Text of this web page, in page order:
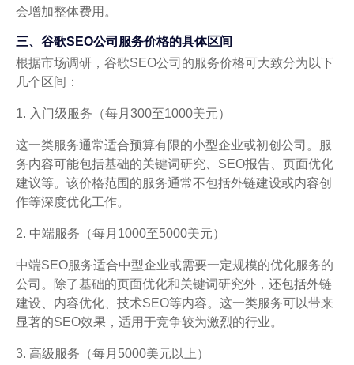
会增加整体费用。
三、谷歌SEO公司服务价格的具体区间
根据市场调研，谷歌SEO公司的服务价格可大致分为以下
几个区间：
1. 入门级服务（每月300至1000美元）
这一类服务通常适合预算有限的小型企业或初创公司。服
务内容可能包括基础的关键词研究、SEO报告、页面优化
建议等。该价格范围的服务通常不包括外链建设或内容创
作等深度优化工作。
2. 中端服务（每月1000至5000美元）
中端SEO服务适合中型企业或需要一定规模的优化服务的
公司。除了基础的页面优化和关键词研究外，还包括外链
建设、内容优化、技术SEO等内容。这一类服务可以带来
显著的SEO效果，适用于竞争较为激烈的行业。
3. 高级服务（每月5000美元以上）